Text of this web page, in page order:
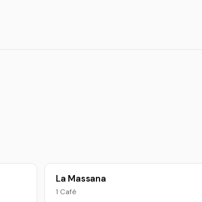
La Massana
1 Café